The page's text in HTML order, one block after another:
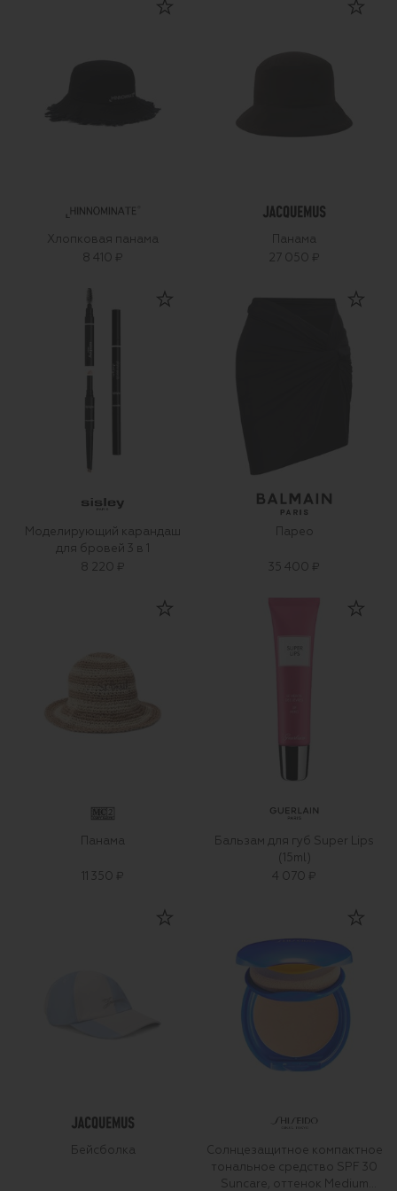
Хлопковая панама
8 410 ₽
Панама
27 050 ₽
Моделирующий карандаш
для бровей 3 в 1
8 220 ₽
Парео
35 400 ₽
Панама
11 350 ₽
Бальзам для губ Super Lips
(15ml)
4 070 ₽
Бейсболка
Солнцезащитное компактное
тональное средство SPF 30
Suncare, оттенок Medium